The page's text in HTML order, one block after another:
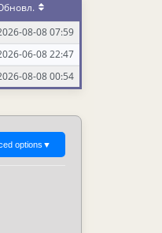
08-08 07:59
06-08 22:47
08-08 00:54
options ▼